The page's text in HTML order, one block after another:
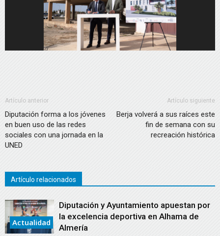
Artículo anterior
Diputación forma a los jóvenes
en buen uso de las redes
sociales con una jornada en la
UNED
Artículo siguiente
Berja volverá a sus raíces este
fin de semana con su
recreación histórica
Artículo relacionados
Actualidad
Diputación y Ayuntamiento apuestan por
la excelencia deportiva en Alhama de
Almería